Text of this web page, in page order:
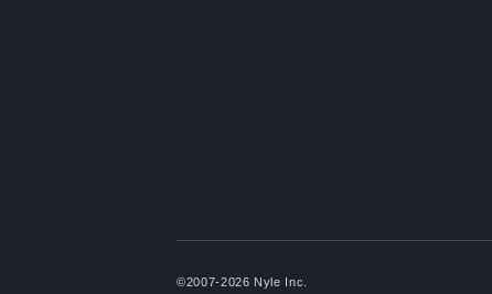
©2007-2026 Nyle Inc.